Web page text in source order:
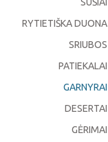
RYTIETIŠKA DUONA
SRIUBOS
PATIEKALAI
GARNYRAI
DESERTAI
GĖRIMAI